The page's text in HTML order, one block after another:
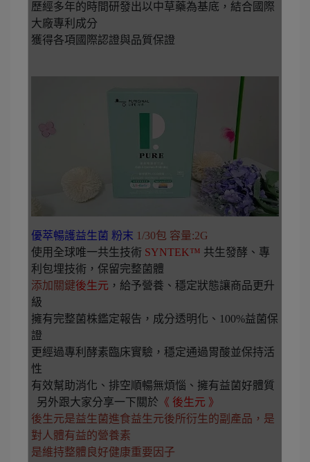
歷經多年的時間研發出以中草藥為基底，結合國際
大廠專利成分
獲得各項國際認證與品質保證
優萃暢護益生菌 粉末 1/30包 容量:2G
使用全球唯一共生技術 SYNTEK™ 共生發酵、專
利包埋技術，保留完整菌體
添加關鍵後生元 ，給予營養、穩定狀態讓商品更升
級
擁有完整菌株鑑定報告，成分透明化、100%益菌保
證
更經過專利酵素臨床實驗，穩定通過胃酸並保持活
性
有效幫助消化、排空順暢無煩惱、擁有益菌好體質
另外跟大家分享一下關於 《 後生元 》
後生元是益生菌進食益生元後所衍生的副產品，是
對人體有益的營養素
是維持整體良好健康重要因子